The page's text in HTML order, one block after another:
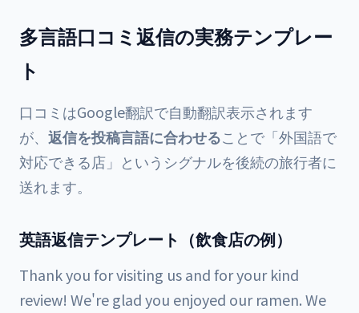
多言語口コミ返信の実務テンプレー
ト
口コミはGoogle翻訳で自動翻訳表示されます
が、 返信を投稿言語に合わせることで「外国語で
対応できる店」というシグナルを後続の旅行者に
送れます。
英語返信テンプレート（飲食店の例）
Thank you for visiting us and for your kind
review! We're glad you enjoyed our ramen. We